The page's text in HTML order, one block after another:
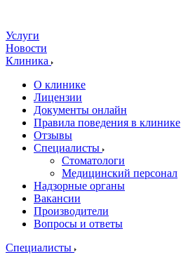
Услуги
Новости
Клиника
О клинике
Лицензии
Документы онлайн
Правила поведения в клинике
Отзывы
Специалисты
Стоматологи
Медицинский персонал
Надзорные органы
Вакансии
Производители
Вопросы и ответы
Специалисты